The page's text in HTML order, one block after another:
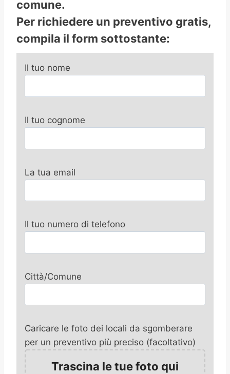
comune.
Per richiedere un preventivo gratis,
compila il form sottostante:
Il tuo nome
Il tuo cognome
La tua email
Il tuo numero di telefono
Città/Comune
Caricare le foto dei locali da sgomberare
per un preventivo più preciso (facoltativo)
Trascina le tue foto qui